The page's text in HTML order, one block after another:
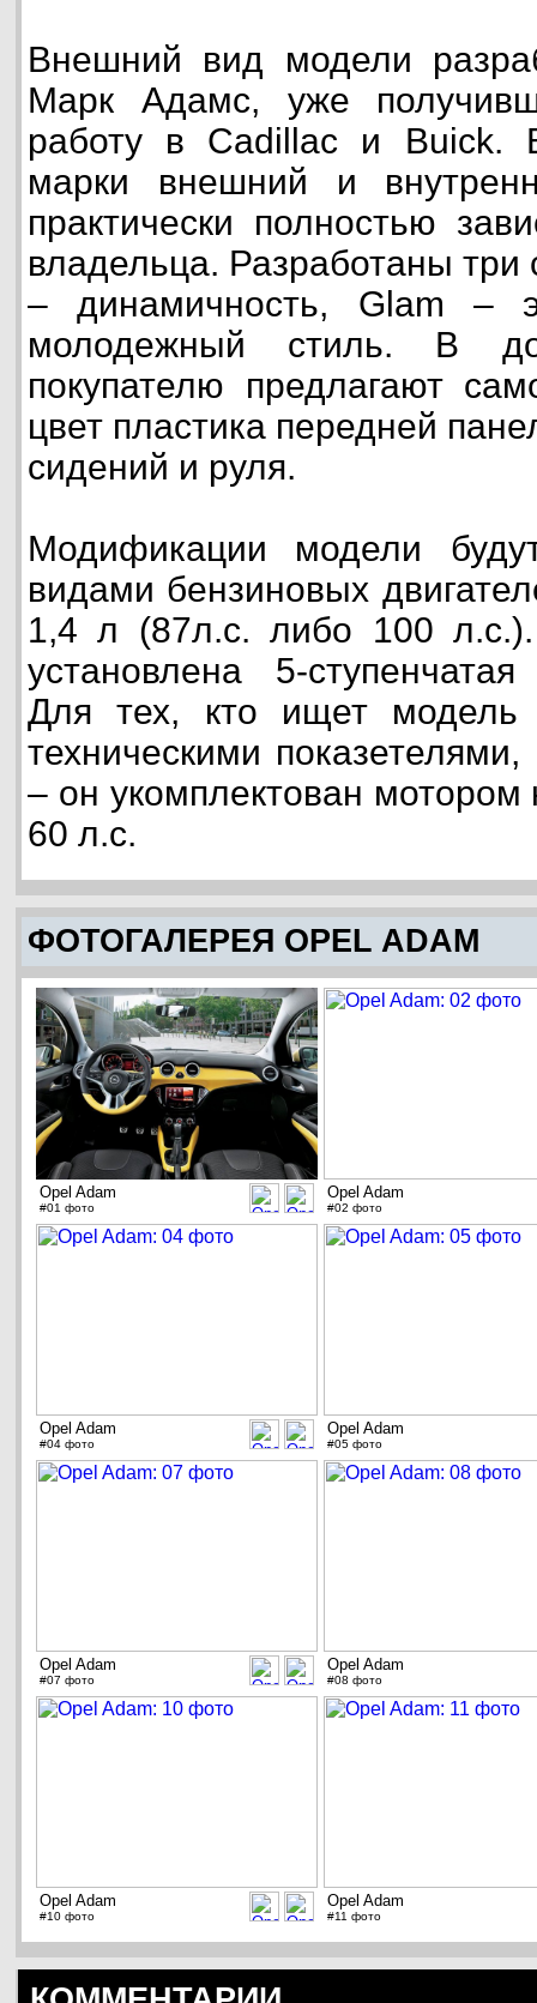
Внешний вид модели
Марк Адамс, уже
работу в Cadillac и Buick.
марки внешний и
практически полностью
владельца. Разработаны три
– динамичность, Glam –
молодежный стиль. В
покупателю предлагают
цвет пластика передней
сидений и руля.
Модификации модели
видами бензиновых
1,4 л (87л.с. либо 100
установлена 5-
Для тех, кто ищет
техническими
– он укомплектован
60 л.с.
ФОТОГАЛЕРЕЯ OPEL ADAM
Opel Adam
#01 фото
Opel Adam
#02 фото
Opel Adam
#04 фото
Opel Adam
#05 фото
Opel Adam
#07 фото
Opel Adam
#08 фото
Opel Adam
#10 фото
Opel Adam
#11 фото